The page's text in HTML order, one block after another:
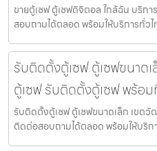
ขายตู้เซฟ ตู้เซฟดิจิตอล ใกล้ฉัน บริก
สอบถามได้ตลอด พร้อมให้บริการทั่วไ
รับติดตั้งตู้เซฟ ตู้เซฟขนาด
ตู้เซฟ รับติดตั้งตู้เซฟ พร้อ
รับติดตั้งตู้เซฟ ตู้เซฟขนาดเล็ก เขต
ติดต่อสอบถามได้ตลอด พร้อมให้บริก